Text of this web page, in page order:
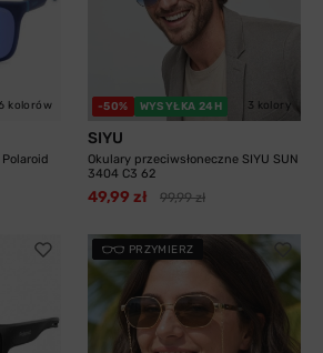
kolorów -50% WYSYŁKA 24H 3 kolory
SIYU
Okulary przeciwsłoneczne SIYU SUN
3404 C3 62
49,99 zł 99,99 zł
PRZYMIERZ